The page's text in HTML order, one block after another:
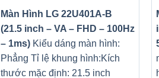
Màn Hình LG 22U401A-B
(21.5 inch – VA – FHD – 100Hz
– 1ms) Kiểu dáng màn hình:
Phẳng Tỉ lệ khung hình:Kích
thước mặc định: 21.5 inch